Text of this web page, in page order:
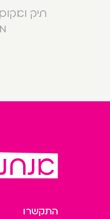
תיק
התקשרו